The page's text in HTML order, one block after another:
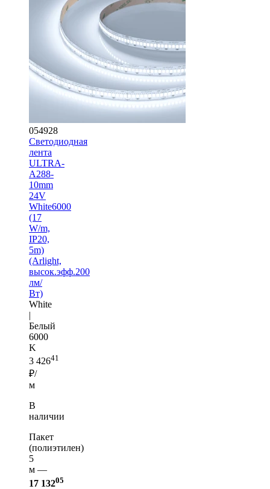
054928
Светодиодная
лента
ULTRA-
A288-
10mm
24V
White6000
(17
W/m,
IP20,
5m)
(Arlight,
высок.эфф.200
лм/
Вт)
White
|
Белый
6000
K
3 42641
₽/
м
В
наличии
Пакет
(полиэтилен)
5
м —
17 13205